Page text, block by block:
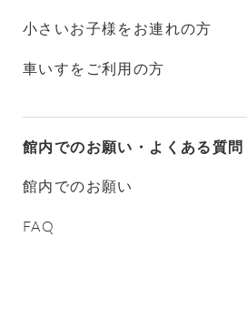
小さいお子様をお連れの方
車いすをご利用の方
館内でのお願い・よくある質問
館内でのお願い
FAQ